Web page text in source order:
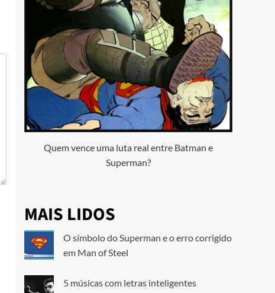
Quem vence uma luta real entre Batman e
Superman?
MAIS LIDOS
O símbolo do Superman e o erro corrigido
em Man of Steel
5 músicas com letras inteligentes